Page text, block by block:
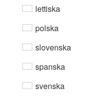
lettiska
polska
slovenska
spanska
svenska